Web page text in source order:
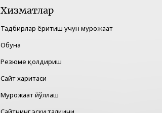
Хизматлар
Тадбирлар ёритиш учун мурожаат
Обуна
Резюме қолдириш
Сайт харитаси
Мурожаат йўллаш